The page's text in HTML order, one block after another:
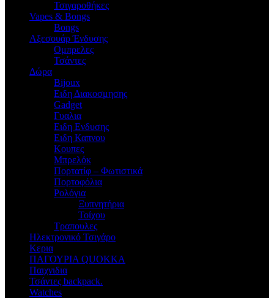
Τσιγαροθήκες
Vapes & Bongs
Bongs
Αξεσουάρ Ένδυσης
Oμπρελες
Τσάντες
Δώρα
Bijoux
Eιδη Διακοσμησης
Gadget
Γυαλια
Ειδη Ενδυσης
Ειδη Καπνου
Κουπες
Μπρελόκ
Πορτατίφ – Φωτιστικά
Πορτοφόλια
Ρολόγια
Ξυπνητήρια
Τοίχου
Τραπουλες
Ηλεκτρονικό Τσιγάρο
Κερια
ΠΑΓΟΥΡΙΑ QUOKKA
Παιχνιδια
Τσάντες backpack.
Watches